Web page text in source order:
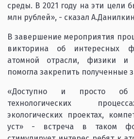
среды. В 2021 году на эти цели
млн рублей», - сказал
В завершение мероприятия
викторина об интересных
атомной отрасли, физики и
помогла закрепить полученные
«Доступно и просто об
технологических
экологических проектах,
уст» - встреча в таком